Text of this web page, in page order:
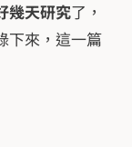
幾天研究了，
下來，這一篇